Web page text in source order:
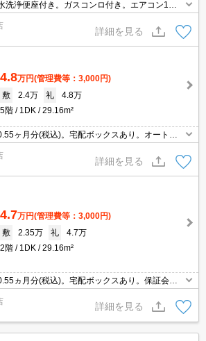
洗浄便座付き。ガスコンロ付き。エアコン1基
料。
詳細を見る
4.8万円(管理費等：3,000円)
敷
2.4万 礼
4.8万
5階
1DK 29.16m²
ヶ月分(税込)。宅配ボックスあり。オートロ
詳細を見る
4.7万円(管理費等：3,000円)
敷
2.35万 礼
4.7万
2階
1DK 29.16m²
ヵ月分(税込)。宅配ボックスあり。保証会社
水洗浄便座付き。エアコン1基付き。TVインタ
ゼット付。シャワー付独立洗面台。
詳細を見る